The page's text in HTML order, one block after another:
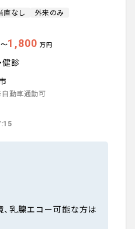
直なし
外来のみ
〜1,800 万円
健診
動車通勤可
、乳腺エコー可能な方は